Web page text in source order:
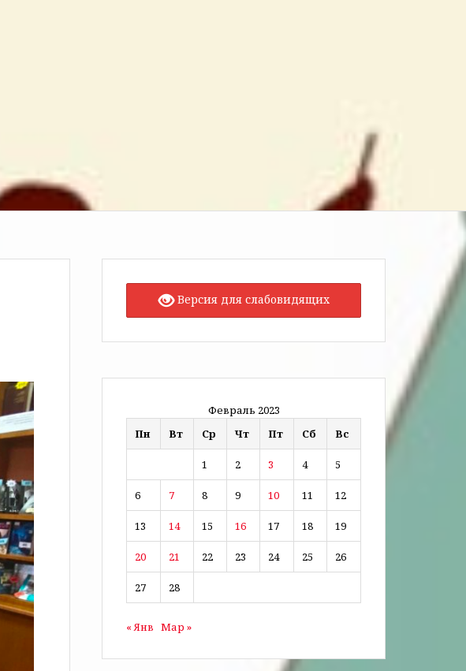
Версия для слабовидящих
Февраль 2023
Пн
Вт Ср Чт Пт Сб Вс
1 2 3 4 5
6 7 8 9 10 11 12
13 14 15 16 17 18 19
20 21 22 23 24 25 26
27 28
« Янв Мар »